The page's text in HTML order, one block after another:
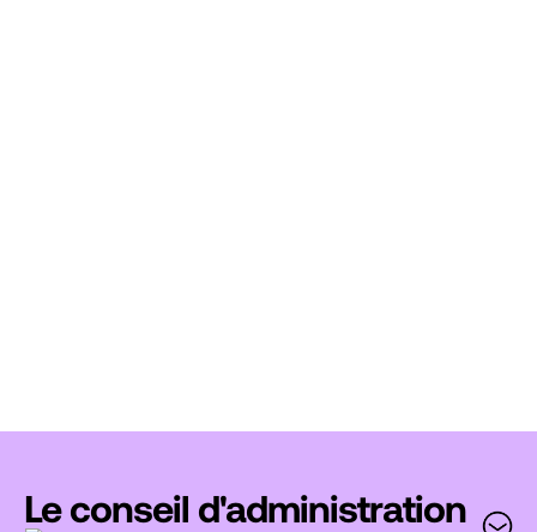
Le conseil d'administration